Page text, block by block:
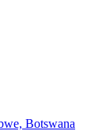
Botswana